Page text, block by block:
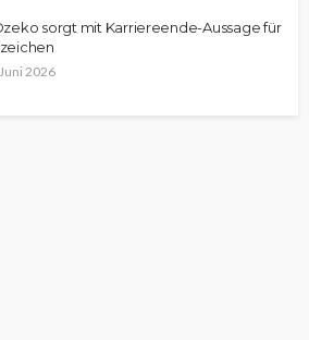
sorgt mit Karriereende-Aussage für
2026